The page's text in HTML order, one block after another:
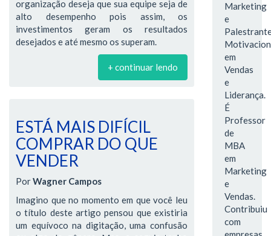
organização deseja que sua equipe seja de
alto desempenho pois assim, os
investimentos geram os resultados
desejados e até mesmo os superam.
+ continuar lendo
ESTÁ MAIS DIFÍCIL
COMPRAR DO QUE
VENDER
PorWagner Campos
Imagino que no momento em que você leu
o título deste artigo pensou que existiria
um equívoco na digitação, uma confusão
Marketing
e
em
Vendas
e
Liderança.
É
Professor
de
MBA
em
Marketing
e
Vendas.
Contribuiu
com